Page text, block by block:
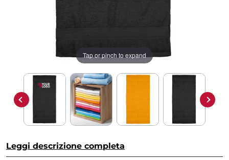
Tap or pinch to expand
Leggi descrizione completa